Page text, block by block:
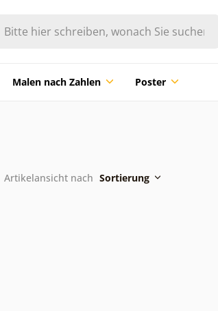
Malen nach Zahlen Poster
Artikelansicht nach Sortierung